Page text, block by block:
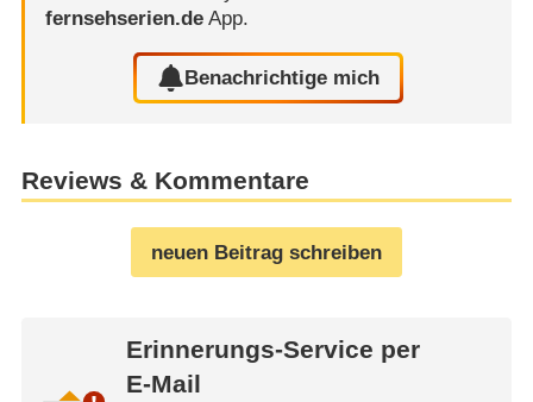
fernsehserien.deApp.
Benachrichtige mich
Reviews & Kommentare
neuen Beitrag schreiben
Erinnerungs-Service per
E-Mail